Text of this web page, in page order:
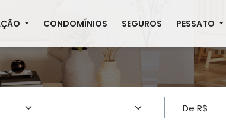
CONDOMÍNIOS SEGUROS PESSATO